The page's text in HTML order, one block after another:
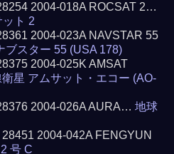
2004-018A ROCSAT 2…
ト 2
2004-023A NAVSTAR 55
ブスター 55 (USA 178)
2004-025K AMSAT
星 アムサット・エコー (AO-
2004-026A AURA…地球
2004-042A FENGYUN
号 C